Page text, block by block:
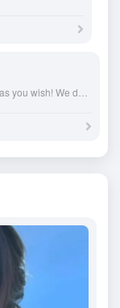
Download as many Twitter videos as you wish! We do not limit the number of videos you can save. Twitter downloader works with PC, Android, and iOS devices